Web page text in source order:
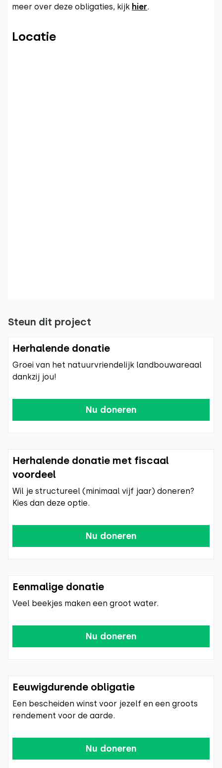
meer over deze obligaties, kijk hier.
Locatie
Steun dit project
Herhalende donatie
Groei van het natuurvriendelijk landbouwareaal
dankzij jou!
Nu doneren
Herhalende donatie met fiscaal
voordeel
Wil je structureel (minimaal vijf jaar) doneren?
Kies dan deze optie.
Nu doneren
Eenmalige donatie
Veel beekjes maken een groot water.
Nu doneren
Eeuwigdurende obligatie
Een bescheiden winst voor jezelf en een groots
rendement voor de aarde.
Nu doneren